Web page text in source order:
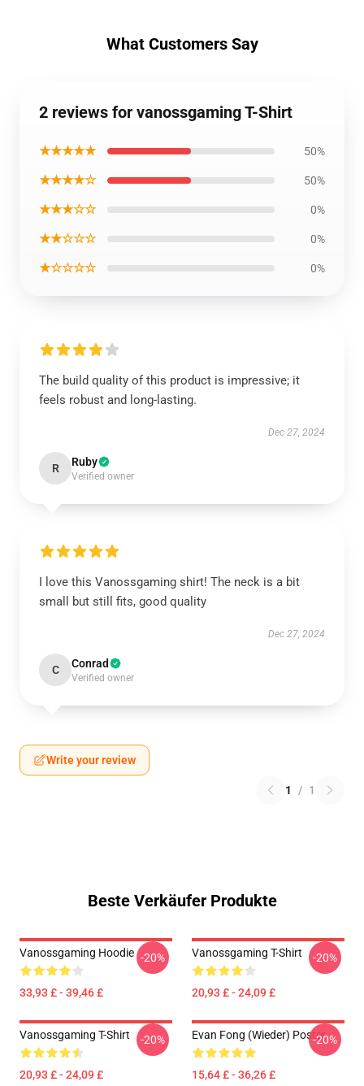
What Customers Say
2 reviews for vanossgaming T-Shirt
★★★★★ 50%
★★★★☆ 50%
★★★☆☆ 0%
★★☆☆☆ 0%
★☆☆☆☆ 0%
The build quality of this product is impressive; it
feels robust and long-lasting.
Dec 27, 2024
R Ruby
Verified owner
I love this Vanossgaming shirt! The neck is a bit
small but still fits, good quality
Dec 27, 2024
C Conrad
Verified owner
Write your review
1 / 1
Beste Verkäufer Produkte
Vanossgaming Hoodie
33,93 £ - 39,46 £
-20% Vanossgaming T-Shirt
20,93 £ - 24,09 £
-20%
Vanossgaming T-Shirt
20,93 £ - 24,09 £
-20% Evan Fong (wieder) Poster
15,64 £ - 36,26 £
-20%